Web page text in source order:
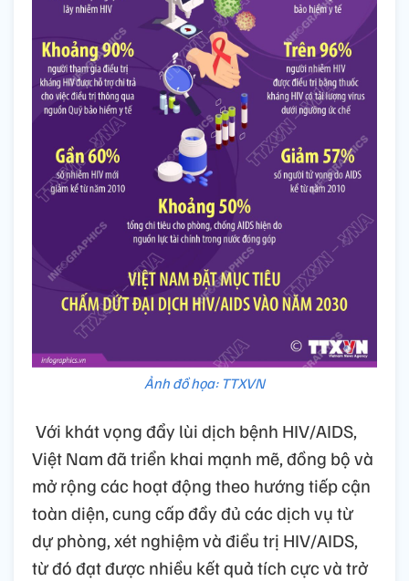
Ảnh đồ họa: TTXVN
Với khát vọng đẩy lùi dịch bệnh HIV/AIDS,
Việt Nam đã triển khai mạnh mẽ, đồng bộ và
mở rộng các hoạt động theo hướng tiếp cận
toàn diện, cung cấp đầy đủ các dịch vụ từ
dự phòng, xét nghiệm và điều trị HIV/AIDS,
từ đó đạt được nhiều kết quả tích cực và trở